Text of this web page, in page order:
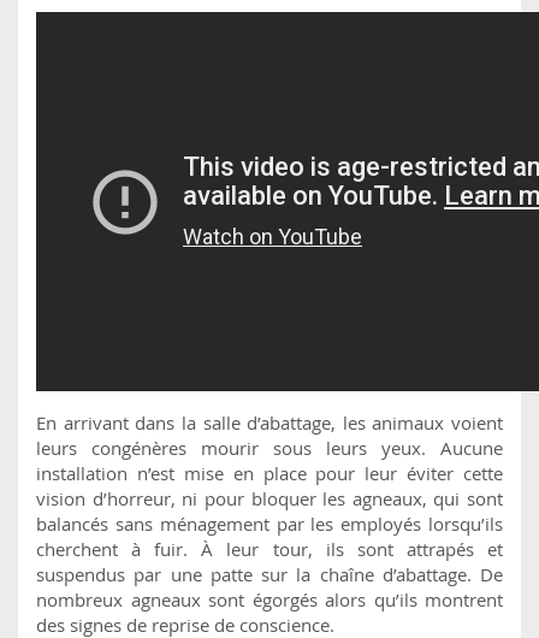
En arrivant dans la salle d’abattage, les animaux voient
leurs congénères mourir sous leurs yeux. Aucune
installation n’est mise en place pour leur éviter cette
vision d’horreur, ni pour bloquer les agneaux, qui sont
balancés sans ménagement par les employés lorsqu’ils
cherchent à fuir. À leur tour, ils sont attrapés et
suspendus par une patte sur la chaîne d’abattage. De
nombreux agneaux sont égorgés alors qu’ils montrent
des signes de reprise de conscience.